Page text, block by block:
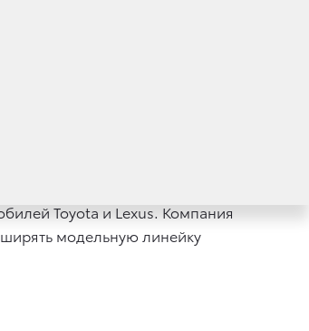
тонн по сравнению
Toyota и Lexus. Компания
модельную линейку